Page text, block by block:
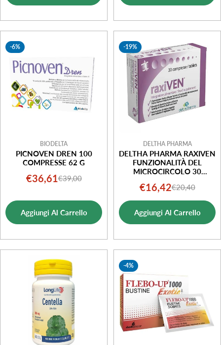
-6%
BIODELTA
PICNOVEN DREN 100
COMPRESSE 62 G
Prezzo
vendita
€36,61Prezzo
€39,00
Aggiungi Al Carrello
-19%
DELTHA PHARMA
DELTHA PHARMA RAXIVEN
FUNZIONALITÀ DEL
MICROCIRCOLO 30
Prezzo
di
vendita
€16,42Prezzo
normale
€20,40
Aggiungi Al Carrello
-4%